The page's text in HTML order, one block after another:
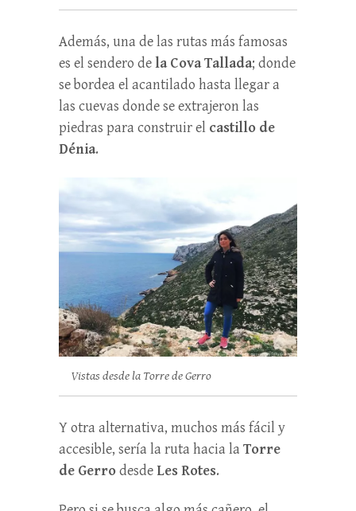
Además, una de las rutas más famosas
es el sendero dela Cova Tallada; donde
se bordea el acantilado hasta llegar a
las cuevas donde se extrajeron las
piedras para construir el castillo de
Dénia.
Vistas desde la Torre de Gerro
Y otra alternativa, muchos más fácil y
accesible, sería la ruta hacia la Torre
de GerrodesdeLes Rotes.